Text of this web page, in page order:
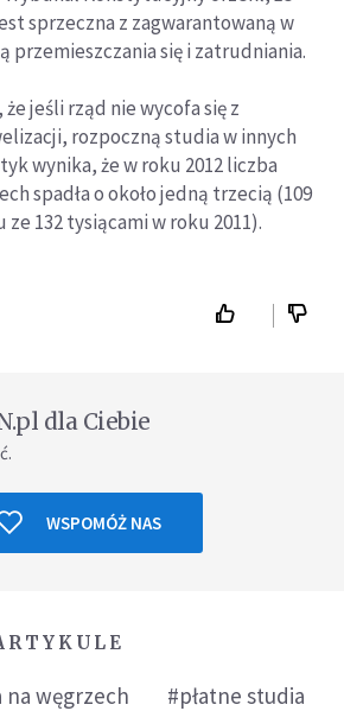
sprzeczna z zagwarantowaną w
przemieszczania się i zatrudniania.
jeśli rząd nie wycofa się z
rozpoczną studia w innych
wynika, że w roku 2012 liczba
spadła o około jedną trzecią (109
132 tysiącami w roku 2011).
dla Ciebie
WSPOMÓŻ NAS
na węgrzech
#płatne studia